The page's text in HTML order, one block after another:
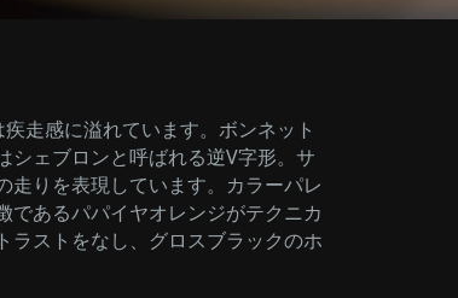
走感に溢れています。ボンネット
シェブロンと呼ばれる逆V字形。サ
走りを表現しています。カラーパレ
であるパパイヤオレンジがテクニカ
ラストをなし、グロスブラックのホ